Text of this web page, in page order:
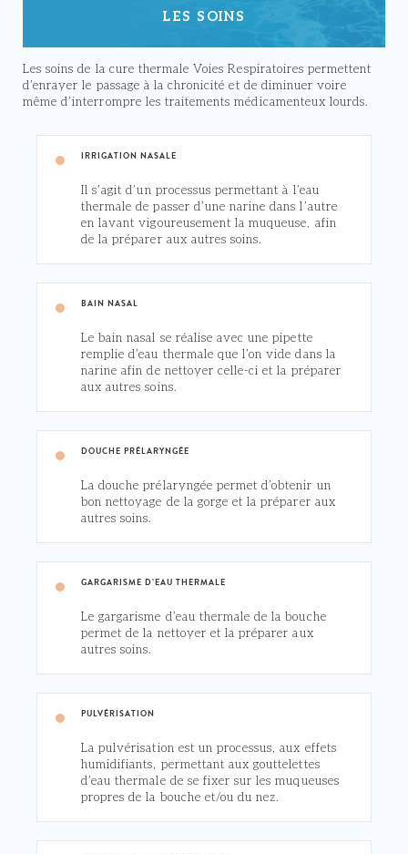
LES SOINS
Les soins de la cure thermale Voies Respiratoires permettent
d’enrayer le passage à la chronicité et de diminuer voire
même d’interrompre les traitements médicamenteux lourds.
IRRIGATION NASALE
Il s’agit d’un processus permettant à l’eau
thermale de passer d’une narine dans l’autre
en lavant vigoureusement la muqueuse, afin
de la préparer aux autres soins.
BAIN NASAL
Le bain nasal se réalise avec une pipette
remplie d’eau thermale que l’on vide dans la
narine afin de nettoyer celle-ci et la préparer
aux autres soins.
DOUCHE PRÉLARYNGÉE
La douche prélaryngée permet d’obtenir un
bon nettoyage de la gorge et la préparer aux
autres soins.
GARGARISME D’EAU THERMALE
Le gargarisme d’eau thermale de la bouche
permet de la nettoyer et la préparer aux
autres soins.
PULVÉRISATION
La pulvérisation est un processus, aux effets
humidifiants, permettant aux gouttelettes
d’eau thermale de se fixer sur les muqueuses
propres de la bouche et/ou du nez.